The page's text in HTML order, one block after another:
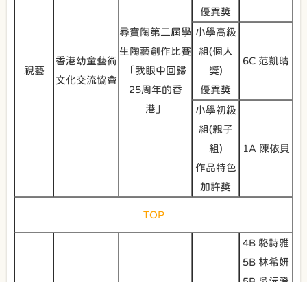
視藝
香港幼童藝術
文化交流協會
尋寶陶第二屆學
生陶藝創作比賽
「我眼中回歸
25周年的香
港」
優異獎
小學高級
組(個人
獎)
優異獎
6C 范凱晴
小學初級
組(親子
組)
作品特色
加許獎
1A 陳依貝
TOP
4B 駱詩雅
5B 林希妍